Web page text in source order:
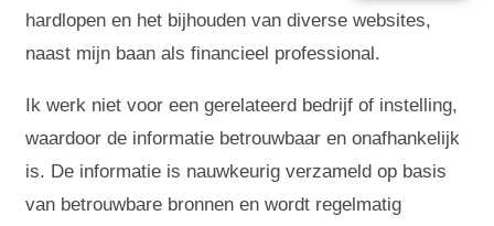
hardlopen en het bijhouden van diverse websites,
naast mijn baan als financieel professional.
Ik werk niet voor een gerelateerd bedrijf of instelling,
waardoor de informatie betrouwbaar en onafhankelijk
is. De informatie is nauwkeurig verzameld op basis
van betrouwbare bronnen en wordt regelmatig